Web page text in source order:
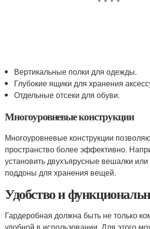
Вертикальные полки для одежды.
Глубокие ящики для хранения
Отдельные отсеки для обуви.
Многоуровневые конструкции
Многоуровневые конструкции
пространство более эффективно.
установить двухъярусные вешалки или
поддоны для хранения вещей.
Удобство и
Гардеробная должна быть не только